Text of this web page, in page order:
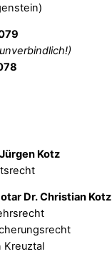
Kotz
Dr. Christian Kotz
Kreuztal